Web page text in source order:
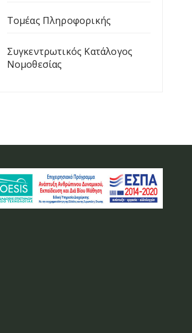
Τομέας Πληροφορικής
Συγκεντρωτικός Κατάλογος
Νομοθεσίας